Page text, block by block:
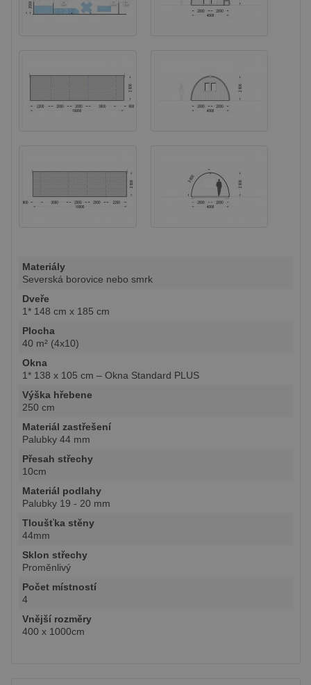
Materiály
Severská borovice nebo smrk
Dveře
1* 148 cm x 185 cm
Plocha
40 m² (4x10)
Okna
1* 138 x 105 cm – Okna Standard PLUS
Výška hřebene
250 cm
Materiál zastřešení
Palubky 44 mm
Přesah střechy
10cm
Materiál podlahy
Palubky 19 - 20 mm
Tloušťka stěny
44mm
Sklon střechy
Proměnlivý
Počet místností
4
Vnější rozměry
400 x 1000cm